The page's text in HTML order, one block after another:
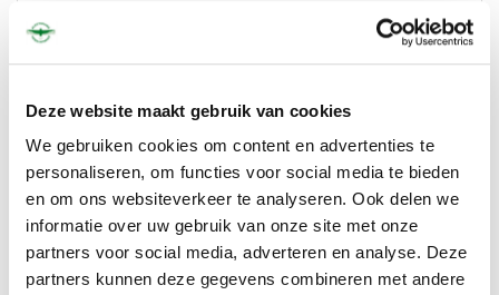
Deze website maakt gebruik van cookies
We gebruiken cookies om content en advertenties te
personaliseren, om functies voor social media te bieden
en om ons websiteverkeer te analyseren. Ook delen we
informatie over uw gebruik van onze site met onze
partners voor social media, adverteren en analyse. Deze
partners kunnen deze gegevens combineren met andere